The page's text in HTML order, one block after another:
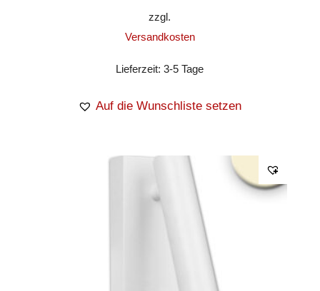
zzgl.
Versandkosten
Lieferzeit:3-5 Tage
Auf die Wunschliste setzen